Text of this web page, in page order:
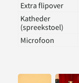
Extra flipover
Katheder
(spreekstoel)
Microfoon